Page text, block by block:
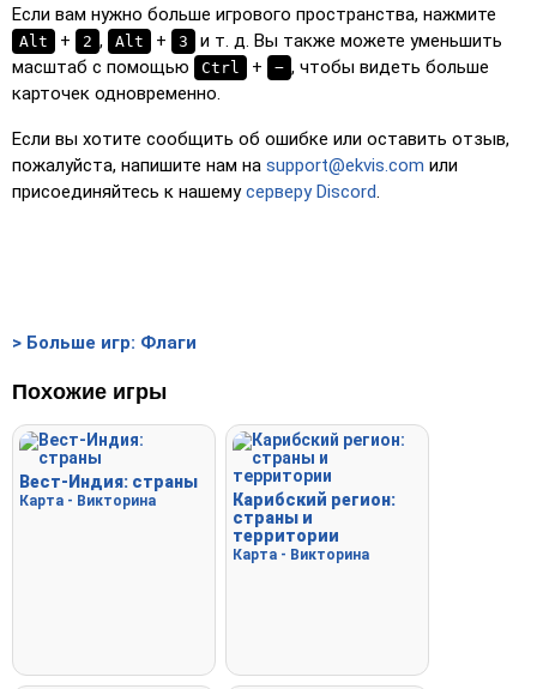
Если вам нужно больше игрового пространства, нажмите
Alt + 2 , Alt + 3
и т. д. Вы также можете уменьшить
масштаб с помощью
Ctrl + − , чтобы видеть больше
карточек одновременно.
Если вы хотите сообщить об ошибке или оставить отзыв,
пожалуйста, напишите нам на support@ekvis.com или
присоединяйтесь к нашемусерверу Discord.
> Больше игр: Флаги
Похожие игры
Вест-Индия: страны
Карта - Викторина
Карибский регион:
страны и
территории
Карта - Викторина